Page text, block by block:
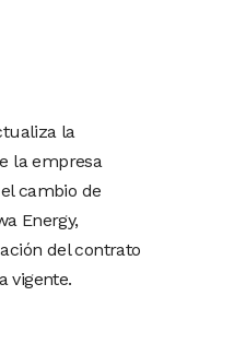
la
la empresa
cambio de
Energy,
del contrato
vigente.